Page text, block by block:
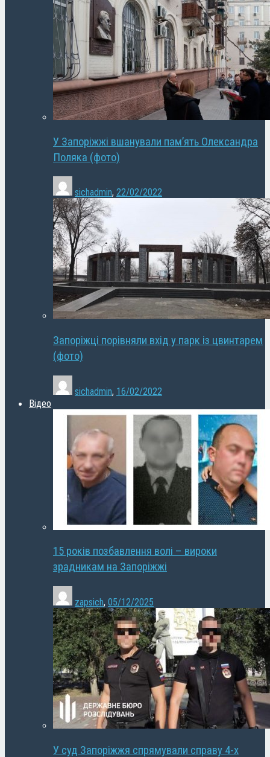
У Запоріжжі вшанували пам’ять Олександра
Поляка (фото)
sichadmin, 22/02/2022
Запоріжці порівняли вхід у парк із цвинтарем
(фото)
sichadmin, 16/02/2022
Відео
15 років позбавлення волі – вироки
зрадникам на Запоріжжі
zapsich, 05/12/2025
У суд Запоріжжя спрямували справу 4-х